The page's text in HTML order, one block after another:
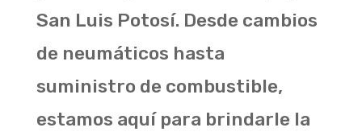
San Luis Potosí. Desde cambios
de neumáticos hasta
suministro de combustible,
estamos aquí para brindarle la